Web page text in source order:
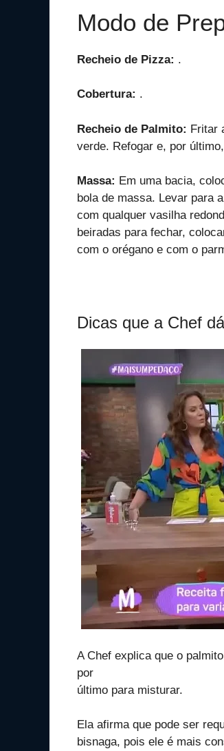
Modo de
Recheio de Pizza: .
Cobertura: .
Recheio de Palmito: Fritar
verde. Refogar e, por
Massa: Em uma bacia,
bola de massa. Levar para
com qualquer vasilha
beiradas para fechar,
com o orégano e com o
Dicas que a Chef
A Chef explica que o
por
último para misturar.
Ela afirma que pode ser
bisnaga, pois ele é mais